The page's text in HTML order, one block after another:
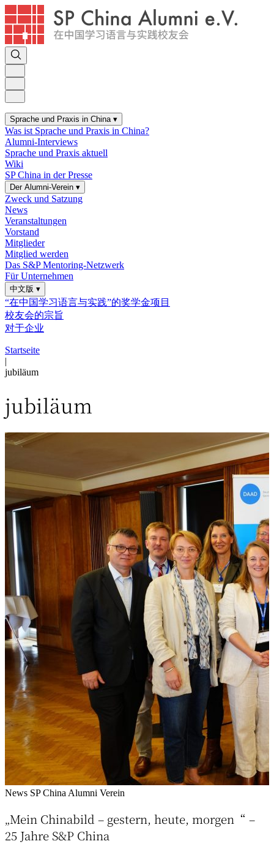
Sprache und Praxis in China ▾
Was ist Sprache und Praxis in China?
Alumni-Interviews
Sprache und Praxis aktuell
Wiki
SP China in der Presse
Der Alumni-Verein ▾
Zweck und Satzung
News
Veranstaltungen
Vorstand
Mitglieder
Mitglied werden
Das S&P Mentoring-Netzwerk
Für Unternehmen
中文版 ▾
“在中国学习语言与实践”的奖学金项目
校友会的宗旨
对于企业
Startseite
|
jubiläum
jubiläum
News SP China Alumni Verein
„Mein Chinabild – gestern, heute, morgen“ –
25 Jahre S&P China